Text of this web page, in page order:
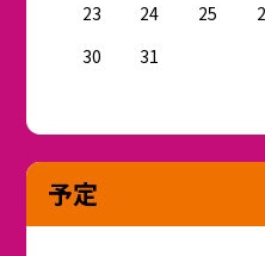
23
24 25
30
31
予定